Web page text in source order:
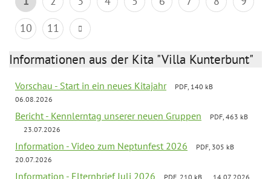
10
11
Informationen aus der Kita "Villa Kunterbunt"
Vorschau - Start in ein neues Kitajahr
PDF, 140 kB
06.08.2026
Bericht - Kennlerntag unserer neuen Gruppen
PDF, 463 kB
23.07.2026
Information - Video zum Neptunfest 2026
PDF, 305 kB
20.07.2026
Information - Elternbrief Juli 2026 PDF, 210 kB 14.07.2026